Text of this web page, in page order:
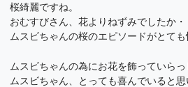
桜綺麗ですね。
おむすびさん、花よりねずみでしたか・
ムスビちゃんの桜のエピソードがとても
ムスビちゃんの為にお花を飾っていらっ
ムスビちゃん、とっても喜んでいると